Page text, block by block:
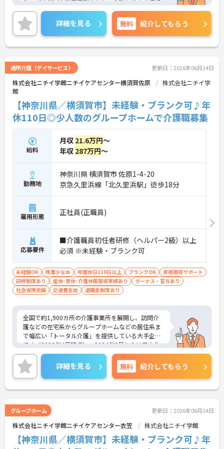
を最大限に活かしてキャリアアップできる環境が整
っています。毎月1万8000円の資格手当が支給され
るだけでなく、将来的にサービス管理者や拠点管理
者、ケアマネジャーへと進むための「サービス管理
者研修」等の充実した支援制度が魅力です。20～30
一方で、40～60代の方も安心できる最大2万円の勤
続年数手当や退職金制度などの福利厚生を完備して
います。企業主導型保育所の利用や10～18歳のお子
応しており、グループホームでの1対1の丁寧なケア
という現場のやりがいを感じながら、確かなキャリ
アと長期的な働きやすさの両方を手に入れられる職
場です。
＜介護福祉士の資格を活かし、さらなる高みを目指
せる環境です＞大手ならではの丁寧な拠点研修や半
年間のOJTがあり、新しい職場への不安をしっかり
解消できます。1ユニット9名の少人数制グループホ
ームのため、お客様と1対1で深く関わるケアが叶う
のも大きな魅力。ゆくゆくはサービス管理者研修を
できる明確なキャリアマップが用意されています
＜手厚い子育て支援！プライベートも大切にできる
環境＞ 「ワークライフバランスを重視する方にも大
変おすすめの求人です。希望を考慮したシフト作成
や半日単位で取得できる有給休暇など、無理なく働
ける体制が整っています。特に子育て支援が手厚
く、10～18歳のお子様を対象とした『子ども手当』
や、企業主導型保育所の利用手当（月1万円）など
も充実！ご家族の急な体調不良時には家族愛休暇も
利用でき、ライフステージが変わっても安心のサポ
詳細を見る 無料 紹介してもらう
通所介護（デイサービス） 更新日：2026年06月24日
株式会社ニチイ学館ニチイケアセンター横須賀佐原
株式会社ニチイ学
館
【神奈川県／横須賀市】未経験・ブランク可♪年
休110日◎少人数のグループホームで介護職募集
給料
月収 21.6万円～
年収 287万円～
勤務地
神奈川県 横須賀市 佐原1-4-20
京急久里浜線「北久里浜駅」徒歩18分
雇用形態 正社員(正職員)
応募要件
■介護職員初任者研修（ヘルパー2級）以上
必須 ※未経験・ブランク可
未経験OK 残業少なめ 年間休日110日以上 ブランクOK
資格取得サポート
研修制度あり
産休･育休･介護休暇取得実績あり
ボーナス・賞与あり
社会保険完備
交通費支給 退職金制度あり
全国で約1,900カ所の介護事業所を展開し、訪問介
護などの在宅系からグループホームなどの居住系ま
で幅広い「トータル介護」を提供している大手企業
です（2026年4月時点）。2024年6月からは日本生
命グループの一員となり、さらに安定した経営基盤
のもとでお客様に安心をお届けしています。職員一
人ひとりの「働きやすさ」と「キャリア」を大切に
する社風が特徴です。福利厚生が非常に充実してお
り、10歳～18歳のお子様を持つ方への「子ども手
「保育利用手当」など、仕事と子育ての両立を強力
にバックアップしています。 また、資格取得を目指
せる支援制度（会社負担やキャッシュバック）が整
っており、スキルアップやキャリアアップ（サービ
ス提供責任者、管理者など）に向けた段階的な研修
詳細を見る 無料 紹介してもらう
グループホーム 更新日：2026年06月24日
株式会社ニチイ学館ニチイケアセンター衣笠 株式会社ニチイ学館
【神奈川県／横須賀市】未経験・ブランク可♪年